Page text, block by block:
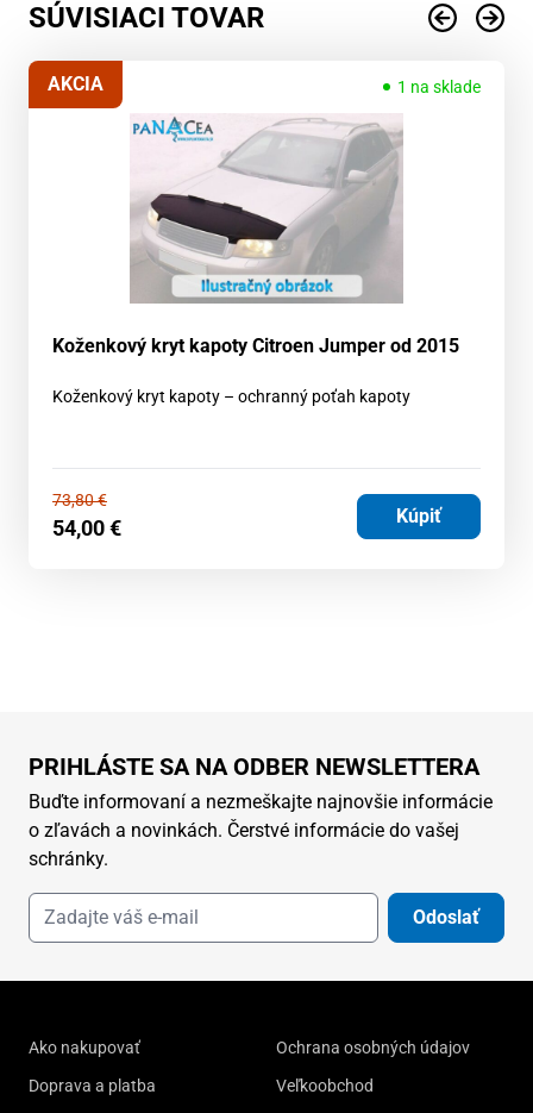
SÚVISIACI TOVAR
1 na sklade
AKCIA
Koženkový kryt kapoty Citroen Jumper od 2015
Koženkový kryt kapoty – ochranný poťah kapoty
73,80€
54,00€ Kúpiť
PRIHLÁSTE SA NA ODBER NEWSLETTERA
Buďte informovaní a nezmeškajte najnovšie informácie
o zľavách a novinkách. Čerstvé informácie do vašej
schránky.
Odoslať
Ako nakupovať
Doprava a platba
Ochrana osobných údajov
Veľkoobchod